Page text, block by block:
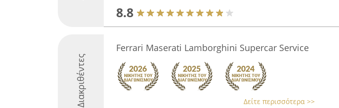
8.8
Διακριθέντες
Ferrari Maserati Lamborghini Supercar Service
Δείτε περισσότερα >>